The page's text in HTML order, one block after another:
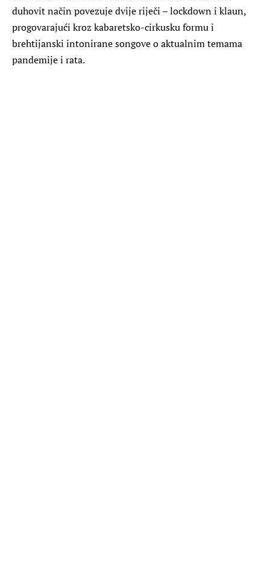
duhovit način povezuje dvije riječi – lockdown i klaun,
progovarajući kroz kabaretsko-cirkusku formu i
brehtijanski intonirane songove o aktualnim temama
pandemije i rata.